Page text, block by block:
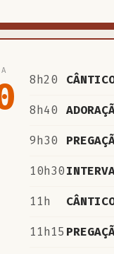
8h20
8h40
9h30
10h30
11h
11h15